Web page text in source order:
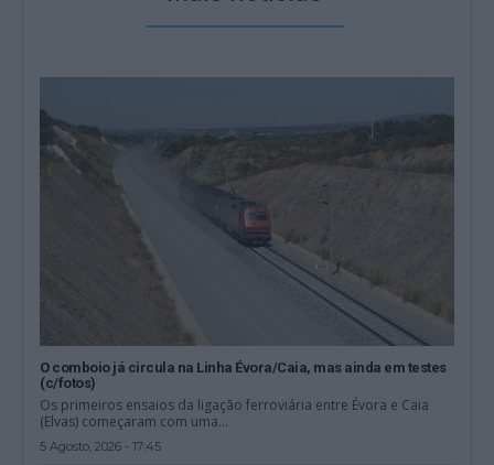
O comboio já circula na Linha Évora/Caia, mas ainda em testes
(c/fotos)
Os primeiros ensaios da ligação ferroviária entre Évora e Caia
(Elvas) começaram com uma...
5 Agosto, 2026 - 17:45